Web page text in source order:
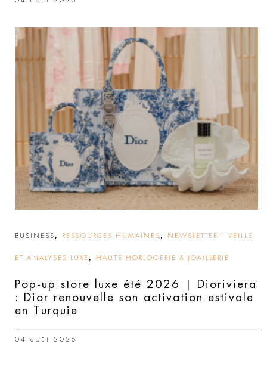
BUSINESS, RESSOURCES HUMAINES, NEWSLETTER – VEILLE
ET ANALYSES LUXE , HAUTE HORLOGERIE & JOAILLERIE
Pop-up store luxe été 2026 | Dioriviera
: Dior renouvelle son activation estivale
en Turquie
04 août 2026